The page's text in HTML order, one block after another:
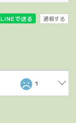
LINEで送る 通報する
1